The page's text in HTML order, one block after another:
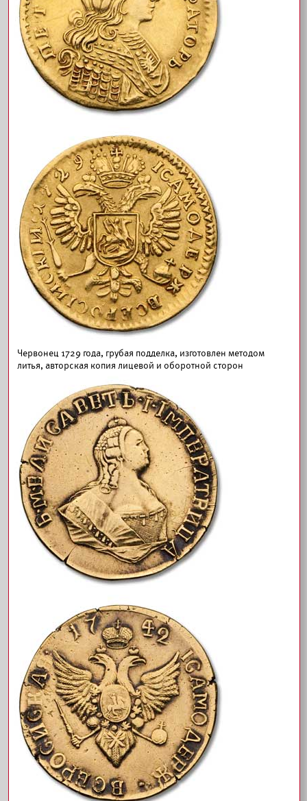
Червонец 1729 года, грубая подделка, изготовлен методом
литья, авторская копия лицевой и оборотной сторон